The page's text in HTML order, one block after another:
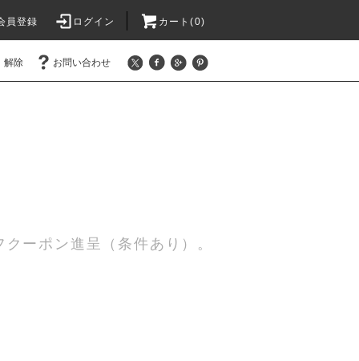
員登録 ログイン カート(0)
解除 お問い合わせ
ーポン進呈（条件あり）。